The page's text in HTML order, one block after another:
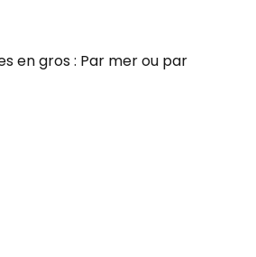
en gros : Par mer ou par